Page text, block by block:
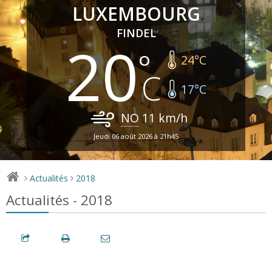
LUXEMBOURG
FINDEL
20 24°C
17°C
NO 11 km/h
Jeudi 06 août 2026 à 21h45
> Actualités > 2018
Actualités - 2018